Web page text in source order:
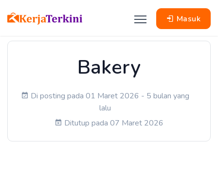
Masuk
Bakery
Di posting pada 01 Maret 2026 - 5 bulan yang
lalu
Ditutup pada 07 Maret 2026